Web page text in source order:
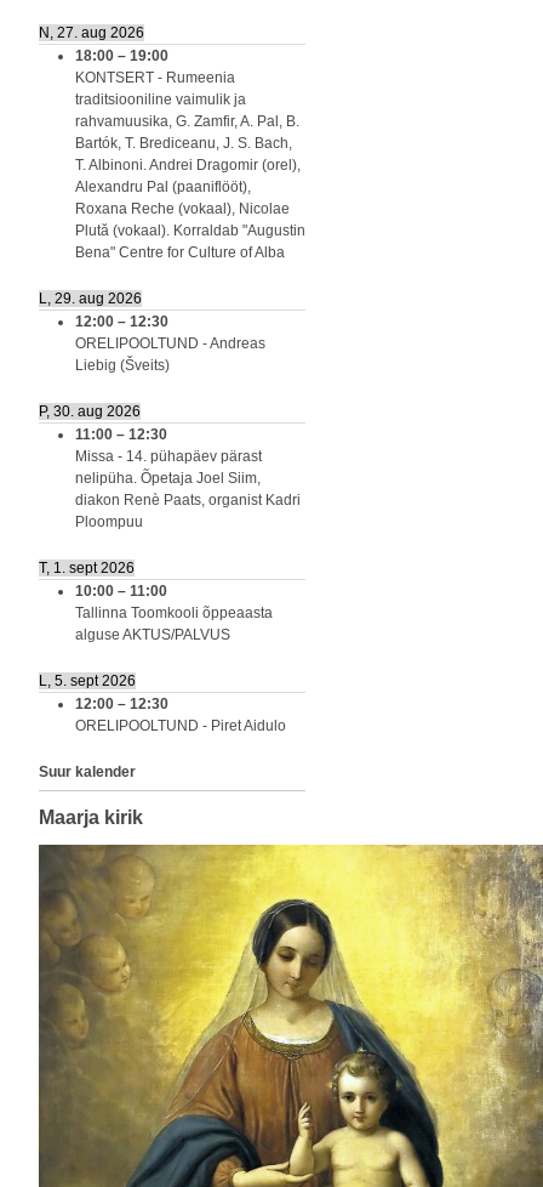
N, 27. aug 2026
18:00 – 19:00
KONTSERT - Rumeenia
traditsiooniline vaimulik ja
rahvamuusika, G. Zamfir, A. Pal, B.
Bartók, T. Brediceanu, J. S. Bach,
T. Albinoni. Andrei Dragomir (orel),
Alexandru Pal (paaniflööt),
Roxana Reche (vokaal), Nicolae
Plută (vokaal). Korraldab "Augustin
Bena" Centre for Culture of Alba
L, 29. aug 2026
12:00 – 12:30
ORELIPOOLTUND - Andreas
Liebig (Šveits)
P, 30. aug 2026
11:00 – 12:30
Missa - 14. pühapäev pärast
nelipüha. Õpetaja Joel Siim,
diakon Renè Paats, organist Kadri
Ploompuu
T, 1. sept 2026
10:00 – 11:00
Tallinna Toomkooli õppeaasta
alguse AKTUS/PALVUS
L, 5. sept 2026
12:00 – 12:30
ORELIPOOLTUND - Piret Aidulo
Suur kalender
Maarja kirik